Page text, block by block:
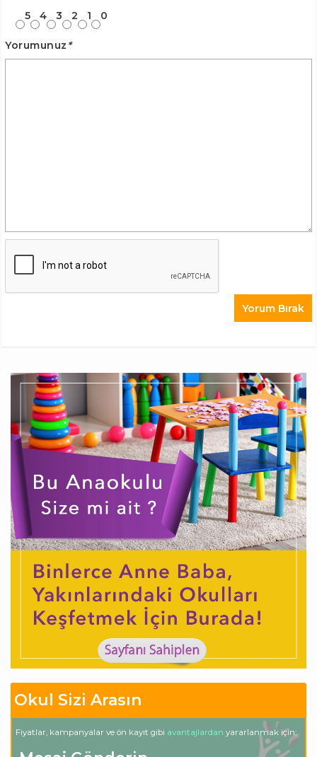
5
4 3 2 1 0
Yorumunuz *
Okul Sizi Arasın
Fiyatlar, kampanyalar ve ön kayıt gibi avantajlardan yararlanmak için;